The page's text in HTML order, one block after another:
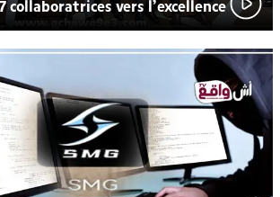
collaboratrices vers l’excellence